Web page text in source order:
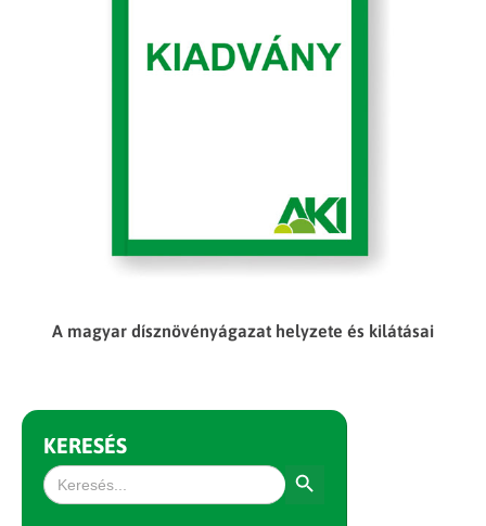
A magyar dísznövényágazat helyzete és kilátásai
KERESÉS
Search
for: